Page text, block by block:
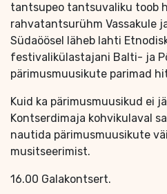
tantsupeo tantsuvaliku toob
rahvatantsurühm Vassakule
Südaöösel läheb lahti
festivalikülastajani Balti- ja
pärimusmuusikute parimad
Kuid ka pärimusmuusikud ei
Kontserdimaja kohvikulaval
nautida pärimusmuusikute
musitseerimist.
16.00 Galakontsert.